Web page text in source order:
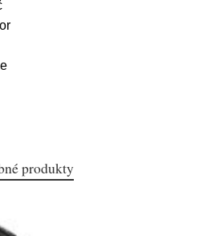
produkty